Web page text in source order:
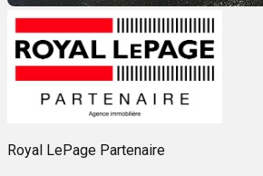
Royal LePage Partenaire